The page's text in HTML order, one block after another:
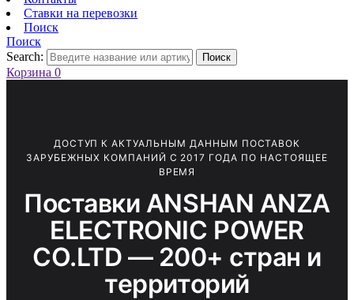
Ставки на перевозки
Поиск
Поиск
Search:
Поиск
Корзина 0
ДОСТУП К АКТУАЛЬНЫМ ДАННЫМ ПОСТАВОК
ЗАРУБЕЖНЫХ КОМПАНИЙ С 2017 ГОДА ПО НАСТОЯЩЕЕ
ВРЕМЯ
Поставки ANSHAN ANZA
ELECTRONIC POWER
CO.LTD — 200+ стран и
территорий